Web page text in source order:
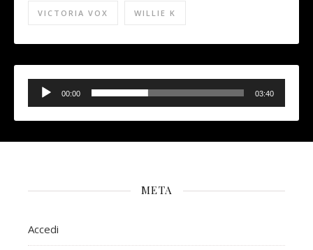
VICTORIA VOX WILLIE K
Audio
Player
00:00 03:40
META
Accedi